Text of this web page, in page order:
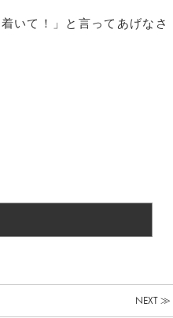
いて！」と言ってあげなさ
NEXT ≫